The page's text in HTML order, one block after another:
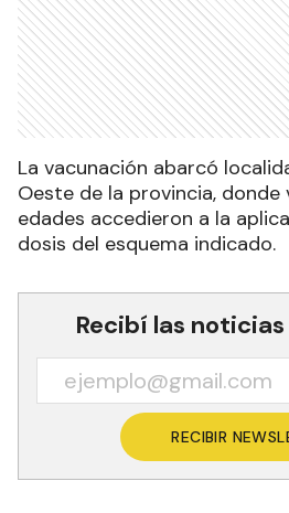
La vacunación abarcó
Oeste de la provincia,
edades accedieron a la
dosis del esquema indicado.
Recibí las
RECIBIR